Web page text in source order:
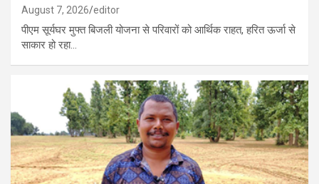
August 7, 2026 editor
पीएम सूर्यघर मुफ्त बिजली योजना से परिवारों को आर्थिक राहत, हरित ऊर्जा से
साकार हो रहा…